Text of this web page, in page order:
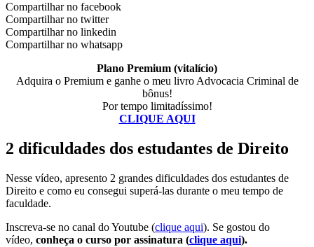
Compartilhar no facebook
Compartilhar no twitter
Compartilhar no linkedin
Compartilhar no whatsapp
Plano Premium (vitalício)
Adquira o Premium e ganhe o meu livro Advocacia Criminal de
bônus!
Por tempo limitadíssimo!
CLIQUE AQUI
2 dificuldades dos estudantes de Direito
Nesse vídeo, apresento 2 grandes dificuldades dos estudantes de
Direito e como eu consegui superá-las durante o meu tempo de
faculdade.
Inscreva-se no canal do Youtube (clique aqui). Se gostou do
vídeo, conheça o curso por assinatura (clique aqui).